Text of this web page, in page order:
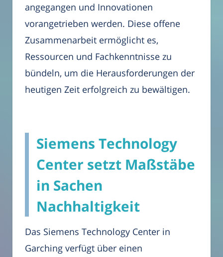
angegangen und Innovationen
vorangetrieben werden. Diese offene
Zusammenarbeit ermöglicht es,
Ressourcen und Fachkenntnisse zu
bündeln, um die Herausforderungen der
heutigen Zeit erfolgreich zu bewältigen.
Siemens Technology
Center setzt Maßstäbe
in Sachen
Nachhaltigkeit
Das Siemens Technology Center in
Garching verfügt über einen